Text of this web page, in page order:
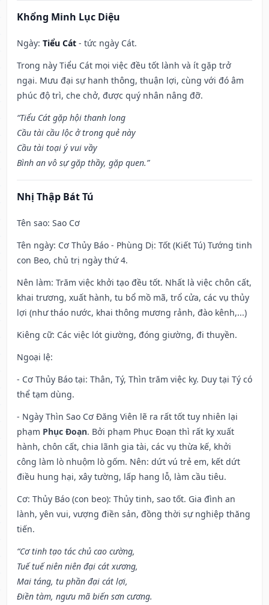
Khổng Minh Lục Diệu
Ngày: Tiểu Cát - tức ngày Cát.
Trong này Tiểu Cát mọi việc đều tốt lành và ít gặp trở
ngại. Mưu đại sự hanh thông, thuận lợi, cùng với đó âm
phúc độ trì, che chở, được quý nhân nâng đỡ.
“Tiểu Cát gặp hội thanh long
Cầu tài cầu lộc ở trong quẻ này
Cầu tài toại ý vui vầy
Bình an vô sự gặp thầy, gặp quen.”
Nhị Thập Bát Tú
Tên sao: Sao Cơ
Tên ngày: Cơ Thủy Báo - Phùng Dị: Tốt (Kiết Tú) Tướng tinh
con Beo, chủ trị ngày thứ 4.
Nên làm: Trăm việc khởi tạo đều tốt. Nhất là việc chôn cất,
khai trương, xuất hành, tu bổ mồ mã, trổ cửa, các vụ thủy
lợi (như tháo nước, khai thông mương rảnh, đào kênh,...)
Kiêng cữ: Các việc lót giường, đóng giường, đi thuyền.
Ngoại lệ:
- Cơ Thủy Báo tại: Thân, Tý, Thìn trăm việc kỵ. Duy tại Tý có
thể tạm dùng.
- Ngày Thìn Sao Cơ Đăng Viên lẽ ra rất tốt tuy nhiên lại
phạm Phục Đoạn. Bởi phạm Phục Đoạn thì rất kỵ xuất
hành, chôn cất, chia lãnh gia tài, các vụ thừa kế, khởi
công làm lò nhuộm lò gốm. Nên: dứt vú trẻ em, kết dứt
điều hung hại, xây tường, lấp hang lỗ, làm cầu tiêu.
Cơ: Thủy Báo (con beo): Thủy tinh, sao tốt. Gia đình an
lành, yên vui, vượng điền sản, đồng thời sự nghiệp thăng
tiến.
“Cơ tinh tạo tác chủ cao cường,
Tuế tuế niên niên đại cát xương,
Mai táng, tu phần đại cát lợi,
Điền tàm, ngưu mã biến sơn cương.